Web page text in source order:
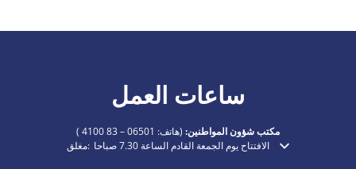
ساعات العمل
مكتب شؤون المواطنين: (هاتف:
)
انقر لإخفاء أوقات الفتح أو الإغلاق الإضافية
مغلق: الافتتاح يوم الجمعة القادم الساعة 7.30 صباحا